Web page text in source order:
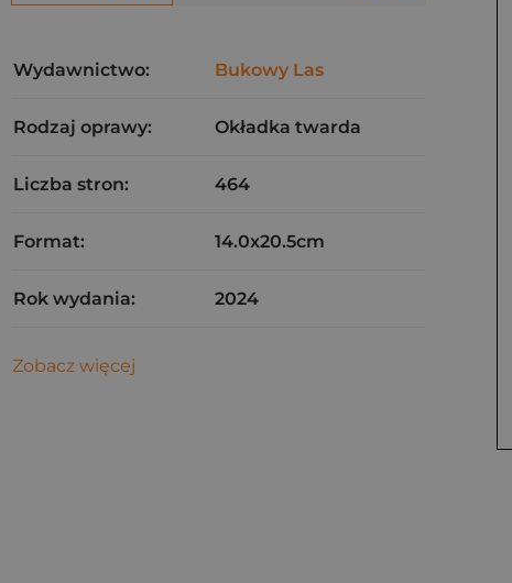
Wydawnictwo: Bukowy Las
Rodzaj oprawy: Okładka twarda
Liczba stron: 464
Format: 14.0x20.5cm
Rok wydania: 2024
Zobacz więcej